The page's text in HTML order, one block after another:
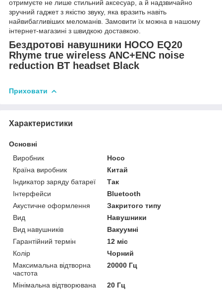
отримуєте не лише стильний аксесуар, а й надзвичайно
зручний гаджет з якістю звуку, яка вразить навіть
найвибагливіших меломанів. Замовити їх можна в нашому
інтернет-магазині з швидкою доставкою.
Бездротові навушники HOCO EQ20
Rhyme true wireless ANC+ENC noise
reduction BT headset Black
Приховати
Характеристики
Основні
Виробник
Hoco
Країна виробник
Китай
Індикатор заряду батареї
Так
Інтерфейси
Bluetooth
Акустичне оформлення
Закритого типу
Вид
Навушники
Вид навушників
Вакуумні
Гарантійний термін
12 міс
Колір
Чорний
Максимальна відтворна
частота
20000 Гц
Мінімальна відтворювана
20 Гц